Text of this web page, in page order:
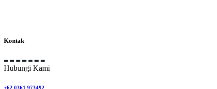
Kontak
Hubungi Kami
+62 0361 973492